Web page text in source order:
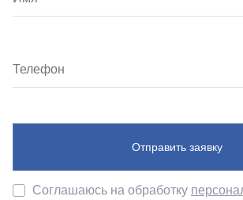
Отправить заявку
Соглашаюсь на обработку